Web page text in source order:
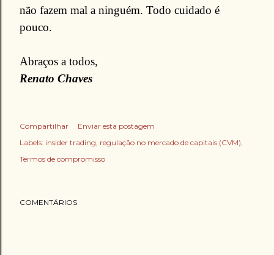
não fazem mal a ninguém. Todo cuidado é
pouco.
Abraços a todos,
Renato Chaves
Compartilhar
Enviar esta postagem
Labels: insider trading regulação no mercado de capitais (CVM)
Termos de compromisso
COMENTÁRIOS